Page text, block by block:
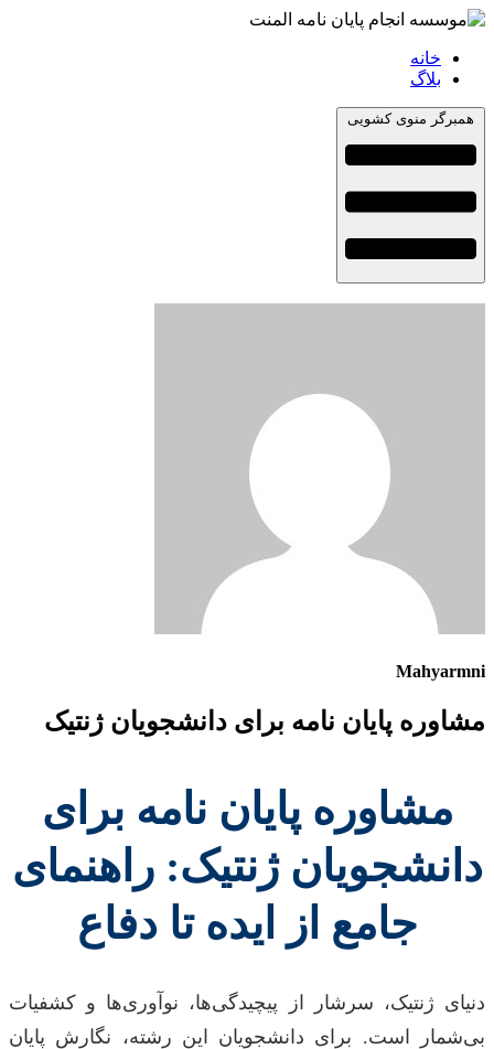
خانه
بلاگ
همبرگر منوی کشویی
Mahyarmni
مشاوره پایان نامه برای دانشجویان ژنتیک
مشاوره پایان نامه برای
دانشجویان ژنتیک: راهنمای
جامع از ایده تا دفاع
دنیای ژنتیک، سرشار از پیچیدگی‌ها، نوآوری‌ها و کشفیات
بی‌شمار است. برای دانشجویان این رشته، نگارش پایان